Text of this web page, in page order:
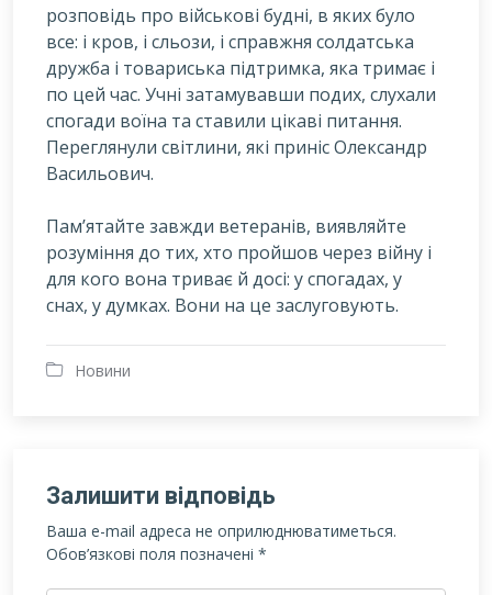
розповідь про військові будні, в яких було
все: і кров, і сльози, і справжня солдатська
дружба і товариська підтримка, яка тримає і
по цей час. Учні затамувавши подих, слухали
спогади воїна та ставили цікаві питання.
Переглянули світлини, які приніс Олександр
Васильович.
Пам’ятайте завжди ветеранів, виявляйте
розуміння до тих, хто пройшов через війну і
для кого вона триває й досі: у спогадах, у
снах, у думках. Вони на це заслуговують.
Новини
Залишити відповідь
Ваша e-mail адреса не оприлюднюватиметься.
Обов’язкові поля позначені *